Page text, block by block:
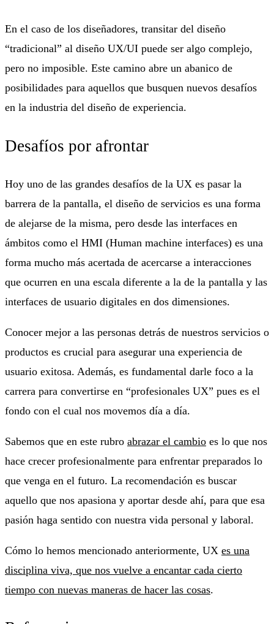
En el caso de los diseñadores, transitar del diseño
“tradicional” al diseño UX/UI puede ser algo complejo,
pero no imposible. Este camino abre un abanico de
posibilidades para aquellos que busquen nuevos desafíos
en la industria del diseño de experiencia.
Desafíos por afrontar
Hoy uno de las grandes desafíos de la UX es pasar la
barrera de la pantalla, el diseño de servicios es una forma
de alejarse de la misma, pero desde las interfaces en
ámbitos como el HMI (Human machine interfaces) es una
forma mucho más acertada de acercarse a interacciones
que ocurren en una escala diferente a la de la pantalla y las
interfaces de usuario digitales en dos dimensiones.
Conocer mejor a las personas detrás de nuestros servicios o
productos es crucial para asegurar una experiencia de
usuario exitosa. Además, es fundamental darle foco a la
carrera para convertirse en “profesionales UX” pues es el
fondo con el cual nos movemos día a día.
Sabemos que en este rubro abrazar el cambio es lo que nos
hace crecer profesionalmente para enfrentar preparados lo
que venga en el futuro. La recomendación es buscar
aquello que nos apasiona y aportar desde ahí, para que esa
pasión haga sentido con nuestra vida personal y laboral.
Cómo lo hemos mencionado anteriormente, UX es una
disciplina viva, que nos vuelve a encantar cada cierto
tiempo con nuevas maneras de hacer las cosas.